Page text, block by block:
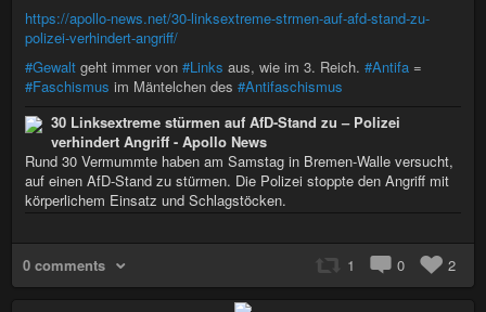
https://apollo-news.net/30-linksextreme-strmen-auf-afd-stand-zu-
polizei-verhindert-angriff/
#Gewalt geht immer von #Links aus, wie im 3. Reich. #Antifa =
#Faschismus im Mäntelchen des #Antifaschismus
30 Linksextreme stürmen auf AfD-Stand zu – Polizei
verhindert Angriff - Apollo News
Rund 30 Vermummte haben am Samstag in Bremen-Walle versucht,
auf einen AfD-Stand zu stürmen. Die Polizei stoppte den Angriff mit
körperlichem Einsatz und Schlagstöcken.
0 comments 1 0 2